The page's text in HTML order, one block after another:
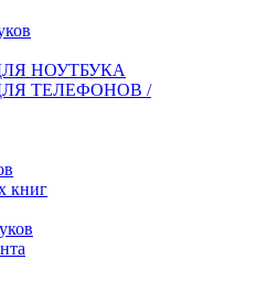
НОУТБУКА
ТЕЛЕФОНОВ /
книг